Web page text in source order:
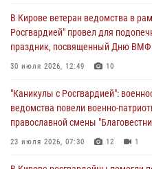
почетные знаки и грамоты
05 августа 2026, 11:00
В Кирове росгвардейцы
04 августа 2026, 09:30
В Кирове ветеран ведомства в
Росгвардией" провел для
праздник, посвященный Дню ВМФ
30 июля 2026, 12:49 10
"Каникулы с Росгвардией":
ведомства повели военно-
православной смены
23 июля 2026, 07:30 12 1